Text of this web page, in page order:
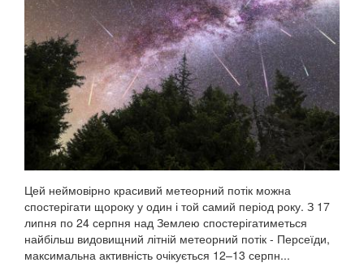
Цей неймовірно красивий метеорний потік можна
спостерігати щороку у один і той самий період року. З 17
липня по 24 серпня над Землею спостерігатиметься
найбільш видовищний літній метеорний потік - Персеїди,
максимальна активність очікується 12–13 серпн...